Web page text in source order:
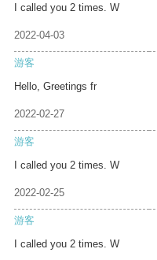
I called you 2 times. W
2022-04-03
游客
Hello, Greetings fr
2022-02-27
游客
I called you 2 times. W
2022-02-25
游客
I called you 2 times. W